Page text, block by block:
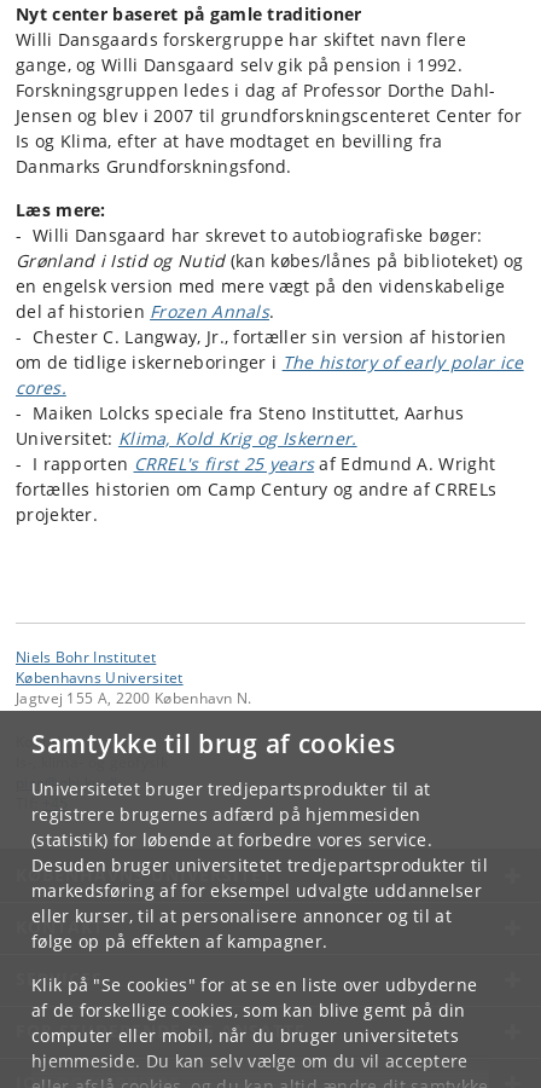
Samtykke til brug af cookies
Universitetet bruger tredjepartsprodukter til at
registrere brugernes adfærd på hjemmesiden
(statistik) for løbende at forbedre vores service.
Desuden bruger universitetet tredjepartsprodukter til
markedsføring af for eksempel udvalgte uddannelser
eller kurser, til at personalisere annoncer og til at
følge op på effekten af kampagner.
Klik på "Se cookies" for at se en liste over udbyderne
af de forskellige cookies, som kan blive gemt på din
computer eller mobil, når du bruger universitetets
hjemmeside. Du kan selv vælge om du vil acceptere
Nyt center baseret på gamle traditioner
Willi Dansgaards forskergruppe har skiftet navn flere
gange, og Willi Dansgaard selv gik på pension i 1992.
Forskningsgruppen ledes i dag af Professor Dorthe Dahl-
Jensen og blev i 2007 til grundforskningscenteret Center for
Is og Klima, efter at have modtaget en bevilling fra
Danmarks Grundforskningsfond.
Læs mere:
- Willi Dansgaard har skrevet to autobiografiske bøger:
Grønland i Istid og Nutid(kan købes/lånes på biblioteket) og
en engelsk version med mere vægt på den videnskabelige
del af historien Frozen Annals.
- Chester C. Langway, Jr., fortæller sin version af historien
om de tidlige iskerneboringer i The history of early polar ice
cores.
- Maiken Lolcks speciale fra Steno Instituttet, Aarhus
Universitet: Klima, Kold Krig og Iskerner.
- I rapporten CRREL's first 25 yearsaf Edmund A. Wright
fortælles historien om Camp Century og andre af CRRELs
projekter.
Niels Bohr Institutet
Københavns Universitet
Jagtvej 155 A, 2200 København N.
Kontakt:
Is-, klima- og geofysik
pice@nbi .ku.dk
KØBENHAVNS UNIVERSITET
KONTAKT
SERVICES
FOR STUDERENDE OG ANSATTE
JOB OG KARRIERE